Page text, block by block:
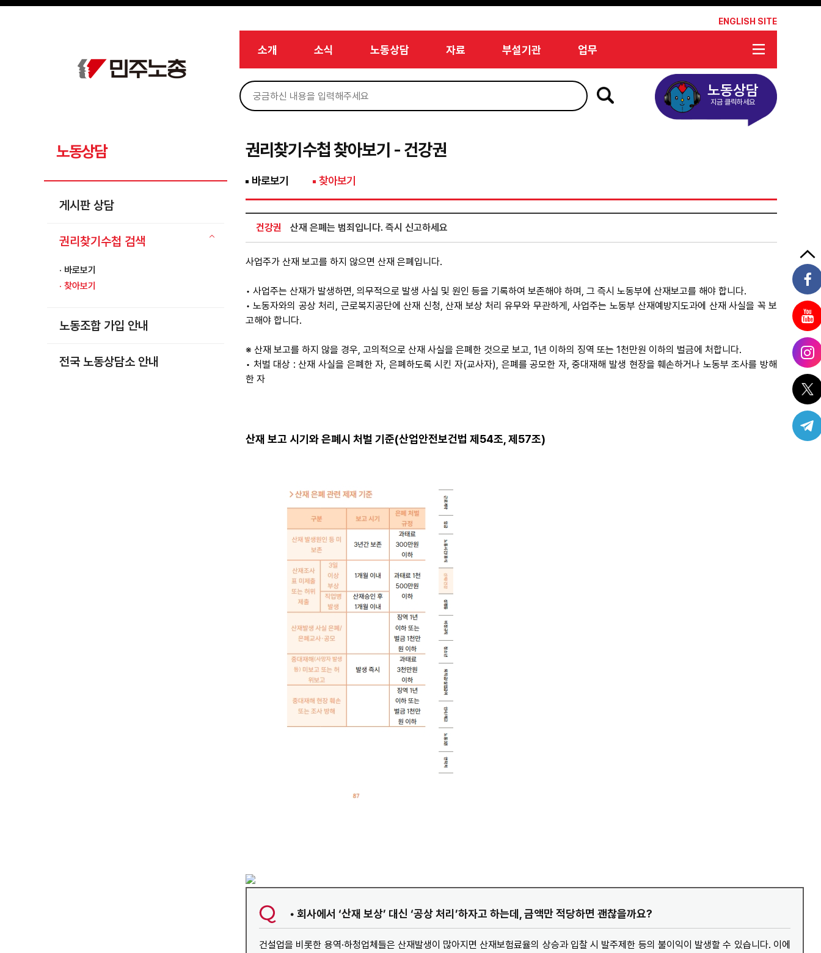
메뉴 건너뛰기
ENGLISH SITE
소개 소식 노동상담 자료 부설기관 업무
노동상담
지금 클릭하세요
노동상담
게시판 상담
권리찾기수첩 검색
· 바로보기
· 찾아보기
노동조합 가입 안내
전국 노동상담소 안내
권리찾기수첩 찾아보기 - 건강권
바로보기 찾아보기
건강권 산재 은폐는 범죄입니다. 즉시 신고하세요
사업주가 산재 보고를 하지 않으면 산재 은폐입니다.
• 사업주는 산재가 발생하면, 의무적으로 발생 사실 및 원인 등을 기록하여 보존해야 하며, 그 즉시 노동부에 산재보고를 해야 합니다.
• 노동자와의 공상 처리, 근로복지공단에 산재 신청, 산재 보상 처리 유무와 무관하게, 사업주는 노동부 산재예방지도과에 산재 사실을 꼭 보
고해야 합니다.
※ 산재 보고를 하지 않을 경우, 고의적으로 산재 사실을 은폐한 것으로 보고, 1년 이하의 징역 또는 1천만원 이하의 벌금에 처합니다.
• 처벌 대상 : 산재 사실을 은폐한 자, 은폐하도록 시킨 자(교사자), 은폐를 공모한 자, 중대재해 발생 현장을 훼손하거나 노동부 조사를 방해
한 자
산재 보고 시기와 은폐시 처벌 기준(산업안전보건법 제54조, 제57조)
• 회사에서 ‘산재 보상’ 대신 ‘공상 처리’하자고 하는데, 금액만 적당하면 괜찮을까요?
건설업을 비롯한 용역·하청업체들은 산재발생이 많아지면 산재보험료율의 상승과 입찰 시 발주제한 등의 불이익이 발생할 수 있습니다. 이에
권리찾기수첩 검색
찾아보기
노동조합 가입 안내
Sketchbook5, 스케치북5
Sketchbook5, 스케치북5